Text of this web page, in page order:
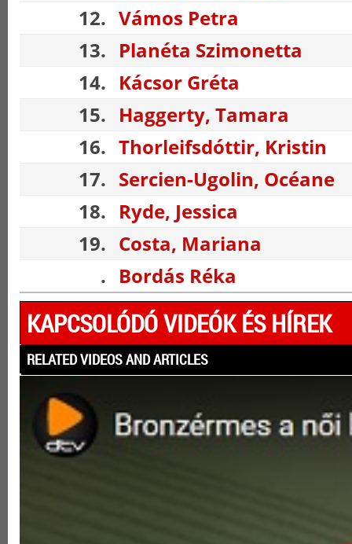
12. Vámos Petra
13. Planéta Szimonetta
14. Kácsor Gréta
15. Haggerty, Tamara
16. Thorleifsdóttir, Kristin
17. Sercien-Ugolin, Océane
18. Ryde, Jessica
19. Costa, Mariana
. Bordás Réka
KAPCSOLÓDÓ VIDEÓK ÉS HÍREK
RELATED VIDEOS AND ARTICLES